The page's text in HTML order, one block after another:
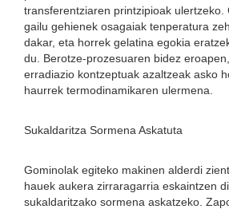
transferentziaren printzipioak ulertzeko.
gailu gehienek osagaiak tenperatura
dakar, eta horrek gelatina egokia
du. Berotze-prozesuaren bidez
erradiazio kontzeptuak azaltzeak asko
haurrek termodinamikaren ulermena.
Sukaldaritza Sormena Askatuta
Gominolak egiteko makinen alderdi
hauek aukera zirraragarria eskaintzen
sukaldaritzako sormena askatzeko.